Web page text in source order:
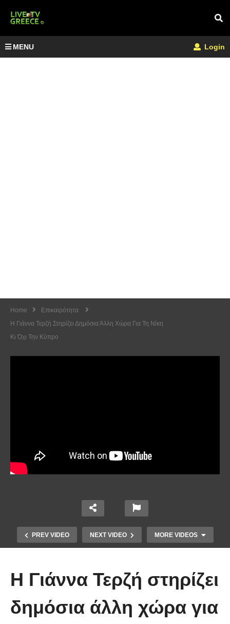
MENU Login
Home
Επικαιρότητα
H Γιάννα Τερζή Στηρίζει Δημόσια Άλλη Χώρα Για Τη Νίκη
Κι Όχι Την Κύπρο
PREV VIDEO NEXT VIDEO MORE VIDEOS
H Γιάννα Τερζή στηρίζει
δημόσια άλλη χώρα για